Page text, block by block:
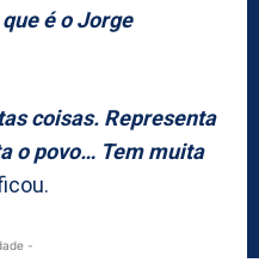
é o Jorge
coisas. Representa
o povo… Tem muita
-